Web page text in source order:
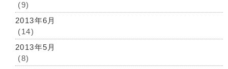
(9)
2013年6月
(14)
2013年5月
(8)